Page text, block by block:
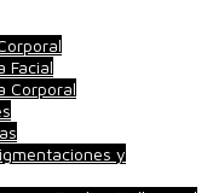
Facial
Corporal
y